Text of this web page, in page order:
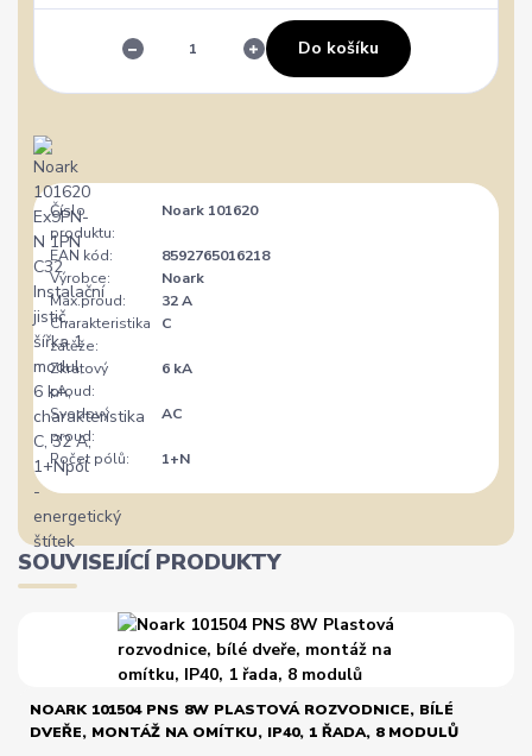
Do košíku
Číslo
produktu:
Noark 101620
EAN kód:
8592765016218
Výrobce:
Noark
Max.proud:
32 A
Charakteristika
zátěže:
C
Zkratový
proud:
6 kA
Svodový
proud:
AC
Počet pólů: 1+N
SOUVISEJÍCÍ PRODUKTY
NOARK 101504 PNS 8W PLASTOVÁ ROZVODNICE, BÍLÉ
DVEŘE, MONTÁŽ NA OMÍTKU, IP40, 1 ŘADA, 8 MODULŮ